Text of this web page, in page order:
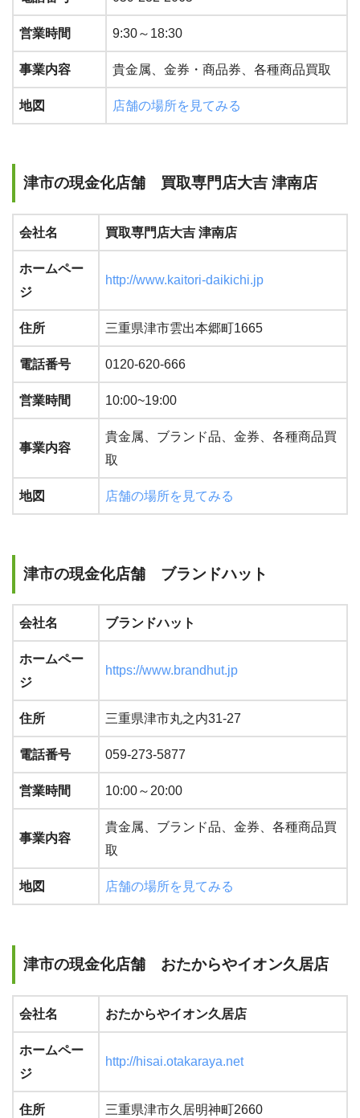
営業時間 9:30～18:30
事業内容 貴金属、金券・商品券、各種商品買取
地図 店舗の場所を見てみる
津市の現金化店舗 買取専門店大吉 津南店
会社名 買取専門店大吉 津南店
ホームペー
ジ
http://www.kaitori-daikichi.jp
住所 三重県津市雲出本郷町1665
電話番号 0120-620-666
営業時間 10:00~19:00
事業内容
貴金属、ブランド品、金券、各種商品買
取
地図 店舗の場所を見てみる
津市の現金化店舗 ブランドハット
会社名 ブランドハット
ホームペー
ジ
https://www.brandhut.jp
住所 三重県津市丸之内31-27
電話番号 059-273-5877
営業時間 10:00～20:00
事業内容
貴金属、ブランド品、金券、各種商品買
取
地図 店舗の場所を見てみる
津市の現金化店舗 おたからやイオン久居店
会社名 おたからやイオン久居店
ホームペー
ジ
http://hisai.otakaraya.net
住所 三重県津市久居明神町2660